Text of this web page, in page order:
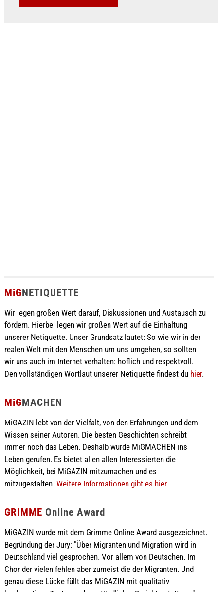
MiGNETIQUETTE
Wir legen großen Wert darauf, Diskussionen und Austausch zu
fördern. Hierbei legen wir großen Wert auf die Einhaltung
unserer Netiquette. Unser Grundsatz lautet: So wie wir in der
realen Welt mit den Menschen um uns umgehen, so sollten
wir uns auch im Internet verhalten: höflich und respektvoll.
Den vollständigen Wortlaut unserer Netiquette findest du hier.
MiGMACHEN
MiGAZIN lebt von der Vielfalt, von den Erfahrungen und dem
Wissen seiner Autoren. Die besten Geschichten schreibt
immer noch das Leben. Deshalb wurde MiGMACHEN ins
Leben gerufen. Es bietet allen allen Interessierten die
Möglichkeit, bei MiGAZIN mitzumachen und es
mitzugestalten. Weitere Informationen gibt es hier ...
GRIMME Online Award
MiGAZIN wurde mit dem Grimme Online Award ausgezeichnet.
Begründung der Jury: "Über Migranten und Migration wird in
Deutschland viel gesprochen. Vor allem von Deutschen. Im
Chor der vielen fehlen aber zumeist die der Migranten. Und
genau diese Lücke füllt das MiGAZIN mit qualitativ